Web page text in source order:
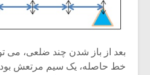
بعد از باز شدن چند ضلعی، می
خط حاصله، یک سیم مرتعش بوده